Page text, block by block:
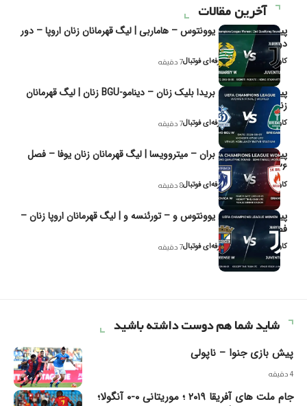
آخرین مقالات
پیش‌بینی و تحلیل یوونتوس – هاماربی | لیگ قهرمانان زنان اروپا – دور
دوم مرحله
کاوه نیک‌فر، تحلیل‌گر حرفه‌ای فوتبال7 دقیقه
پیش‌بینی و تحلیل بریدا بلیک زنان – دینامو-BGU زنان | لیگ قهرمانان
زنان یوفا
کاوه نیک‌فر، تحلیل‌گر حرفه‌ای فوتبال7 دقیقه
پیش‌بینی و تحلیل بران – میتروویسا | لیگ قهرمانان زنان یوفا – فصل
۲۰۲۶
کاوه نیک‌فر، تحلیل‌گر حرفه‌ای فوتبال8 دقیقه
پیش‌بینی و تحلیل یوونتوس و – تورئنسه و | لیگ قهرمانان اروپا زنان –
فصل ۲۰۲۶
کاوه نیک‌فر، تحلیل‌گر حرفه‌ای فوتبال7 دقیقه
شاید شما هم دوست داشته باشید
پیش بازی جنوا – ناپولی
4 دقیقه
جام ملت های آفریقا ۲۰۱۹ ؛ موریتانی ۰-۰ آنگولا؛